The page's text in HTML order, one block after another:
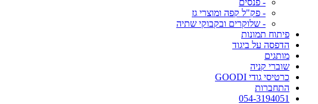
- פנסים
- פק"ל קפה ומוצרי גז
- שלוקרים ובקבוקי שתיה
פיתוח תמונות
הדפסה על ביגוד
מותגים
שוברי קניה
כרטיסי גודי GOODI
התחברות
054-3194051